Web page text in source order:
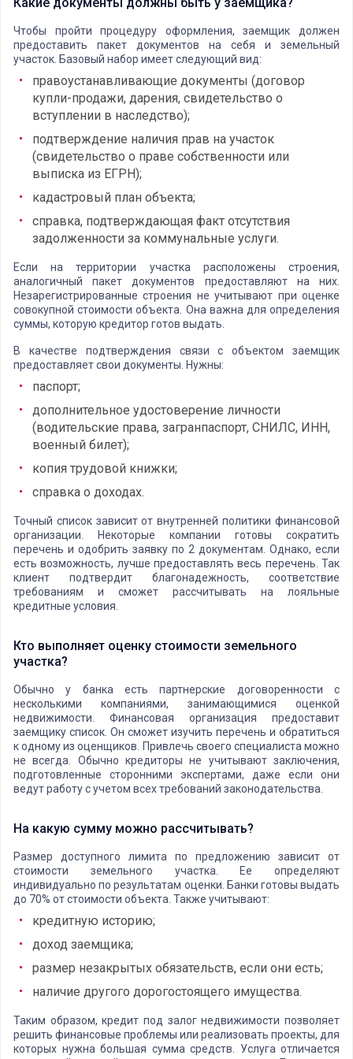
Чтобы пройти процедуру оформления, заемщик должен
предоставить пакет документов на себя и земельный
участок. Базовый набор имеет следующий вид:
правоустанавливающие документы (договор
купли-продажи, дарения, свидетельство о
вступлении в наследство);
подтверждение наличия прав на участок
(свидетельство о праве собственности или
выписка из ЕГРН);
кадастровый план объекта;
справка, подтверждающая факт отсутствия
задолженности за коммунальные услуги.
Если на территории участка расположены строения,
аналогичный пакет документов предоставляют на них.
Незарегистрированные строения не учитывают при оценке
совокупной стоимости объекта. Она важна для определения
суммы, которую кредитор готов выдать.
В качестве подтверждения связи с объектом заемщик
предоставляет свои документы. Нужны:
паспорт;
дополнительное удостоверение личности
(водительские права, загранпаспорт, СНИЛС, ИНН,
военный билет);
копия трудовой книжки;
справка о доходах.
Точный список зависит от внутренней политики финансовой
организации. Некоторые компании готовы сократить
перечень и одобрить заявку по 2 документам. Однако, если
есть возможность, лучше предоставлять весь перечень. Так
клиент подтвердит благонадежность, соответствие
требованиям и сможет рассчитывать на лояльные
кредитные условия.
Кто выполняет оценку стоимости земельного
участка?
Обычно у банка есть партнерские договоренности с
несколькими компаниями, занимающимися оценкой
недвижимости. Финансовая организация предоставит
заемщику список. Он сможет изучить перечень и обратиться
к одному из оценщиков. Привлечь своего специалиста можно
не всегда. Обычно кредиторы не учитывают заключения,
подготовленные сторонними экспертами, даже если они
ведут работу с учетом всех требований законодательства.
На какую сумму можно рассчитывать?
Размер доступного лимита по предложению зависит от
стоимости земельного участка. Ее определяют
индивидуально по результатам оценки. Банки готовы выдать
до 70% от стоимости объекта. Также учитывают:
кредитную историю;
доход заемщика;
размер незакрытых обязательств, если они есть;
наличие другого дорогостоящего имущества.
Таким образом, кредит под залог недвижимости позволяет
решить финансовые проблемы или реализовать проекты, для
которых нужна большая сумма средств. Услуга отличается